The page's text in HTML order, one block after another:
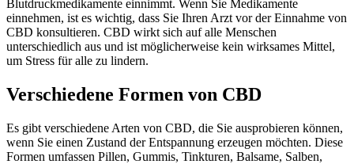
Blutdruckmedikamente einnimmt. Wenn Sie Medikamente
einnehmen, ist es wichtig, dass Sie Ihren Arzt vor der Einnahme von
CBD konsultieren. CBD wirkt sich auf alle Menschen
unterschiedlich aus und ist möglicherweise kein wirksames Mittel,
um Stress für alle zu lindern.
Verschiedene Formen von CBD
Es gibt verschiedene Arten von CBD, die Sie ausprobieren können,
wenn Sie einen Zustand der Entspannung erzeugen möchten. Diese
Formen umfassen Pillen, Gummis, Tinkturen, Balsame, Salben,